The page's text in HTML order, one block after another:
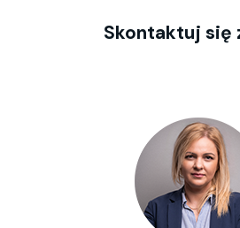
Skontaktuj się